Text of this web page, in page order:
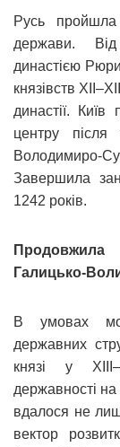
Русь пройшла
держави.
династією
князівств
династії.
центру
Володимиро-
Завершила
1242 років.
Продовжила
Галицько-
В умовах
державних
князі у
державності на
вдалося не
вектор